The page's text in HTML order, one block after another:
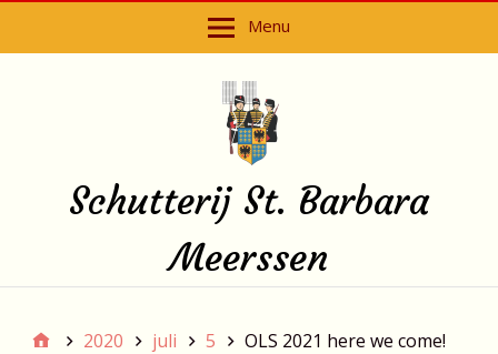
Menu
Schutterij St. Barbara
Meerssen
2020 juli 5 OLS 2021 here we come!